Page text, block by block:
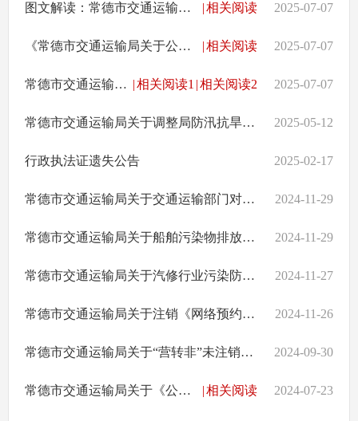
|相关阅读
图文解读：常德市交通运输局关于公布2025年规范性文件清理结果的通告 2025-07-07
|相关阅读
《常德市交通运输局关于公布2025年规范性文件清理结果的通告》政策解读 2025-07-07
|相关阅读1 |相关阅读2
常德市交通运输局关于公布2025年规范性文件清理结果的通告 2025-07-07
常德市交通运输局关于调整局防汛抗旱工作领导小组成员及工作职责的通知 2025-05-12
行政执法证遗失公告 2025-02-17
常德市交通运输局关于交通运输部门对水污染物直排等问题执法疲、处罚案件很少问题整改情况公示 2024-11-29
常德市交通运输局关于船舶污染物排放、接收、转移等多环节管理不规范、监管不到位问题整改情况公示 2024-11-29
常德市交通运输局关于汽修行业污染防控措施不落实问题整改情况公示 2024-11-27
常德市交通运输局关于注销《网络预约出租汽车运输证》的决定 2024-11-26
常德市交通运输局关于“营转非”未注销道路运输证网约车情况的公告 2024-09-30
|相关阅读
常德市交通运输局关于《公布2024年规范性文件清理结果的通告》的解读 2024-07-23